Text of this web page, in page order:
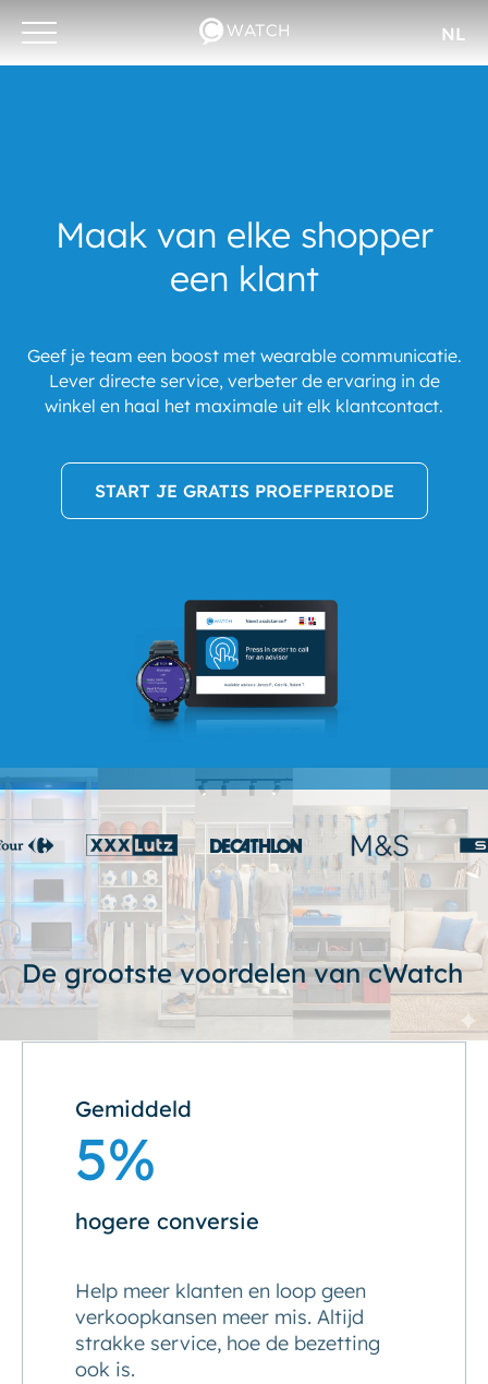
Otwórz/zamknij
menu
NL
Maak van elke shopper
een klant
Geef je team een boost met wearable communicatie.
Lever directe service, verbeter de ervaring in de
winkel en haal het maximale uit elk klantcontact.
START JE GRATIS PROEFPERIODE
De grootste voordelen van cWatch
Gemiddeld
5%
hogere conversie
Help meer klanten en loop geen
verkoopkansen meer mis. Altijd
strakke service, hoe de bezetting
ook is.